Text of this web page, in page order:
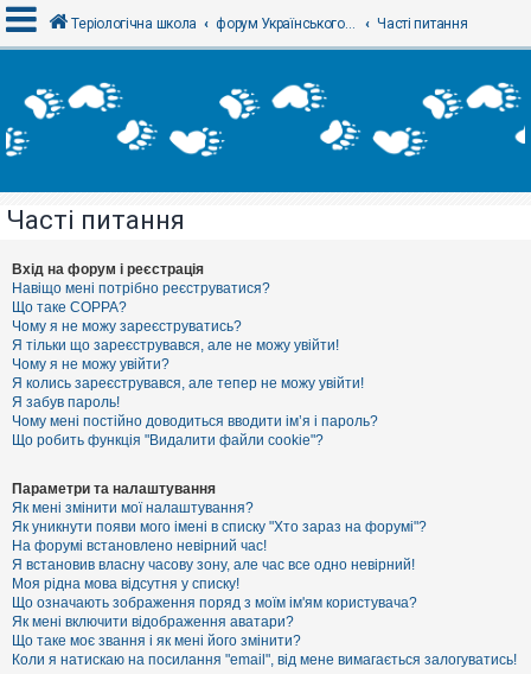
х
і
Р
є
с
т
р
а
ц
і
я
Т
м
и
б
е
з
в
і
д
п
о
в
і
Теріологічна школа форум Українського теріологічного товариства Часті питання
Часті питання
Вхід на форум і реєстрація
Навіщо мені потрібно реєструватися?
Що таке COPPA?
Чому я не можу зареєструватись?
Я тільки що зареєструвався, але не можу увійти!
Чому я не можу увійти?
Я колись зареєструвався, але тепер не можу увійти!
Я забув пароль!
Чому мені постійно доводиться вводити ім’я і пароль?
Що робить функція "Видалити файли cookie"?
Параметри та налаштування
Як мені змінити мої налаштування?
Як уникнути появи мого імені в списку "Хто зараз на форумі"?
На форумі встановлено невірний час!
Я встановив власну часову зону, але час все одно невірний!
Моя рідна мова відсутня у списку!
Що означають зображення поряд з моїм ім'ям користувача?
Як мені включити відображення аватари?
Що таке моє звання і як мені його змінити?
Коли я натискаю на посилання "email", від мене вимагається залогуватись!